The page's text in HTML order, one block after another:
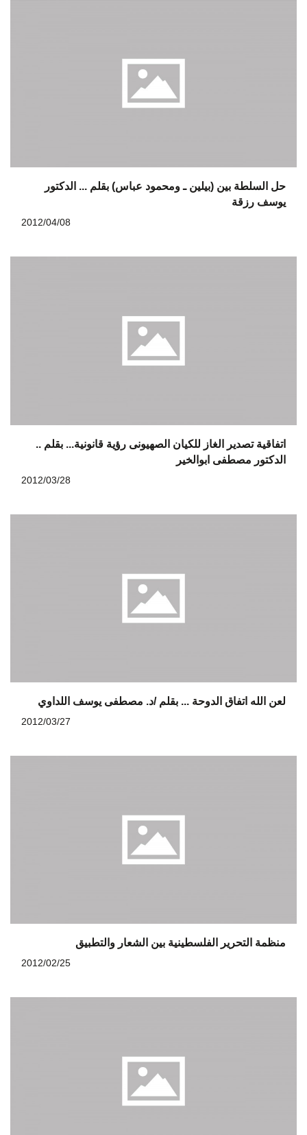
حل السلطة بين (بيلين ـ ومحمود عباس) بقلم ... الدكتور
يوسف رزقة
اتفاقية تصدير الغاز للكيان الصهيونى رؤية قانونية... بقلم ..
الدكتور مصطفى ابوالخير
لعن الله اتفاق الدوحة ... بقلم /د. مصطفى يوسف اللداوي
منظمة التحرير الفلسطينية بين الشعار والتطبيق